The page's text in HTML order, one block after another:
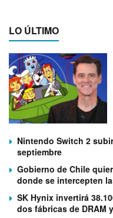
LO ÚLTIMO
Nintendo Switch 2
septiembre
Gobierno de Chile
donde se intercepten
SK Hynix invertirá
dos fábricas de DRAM